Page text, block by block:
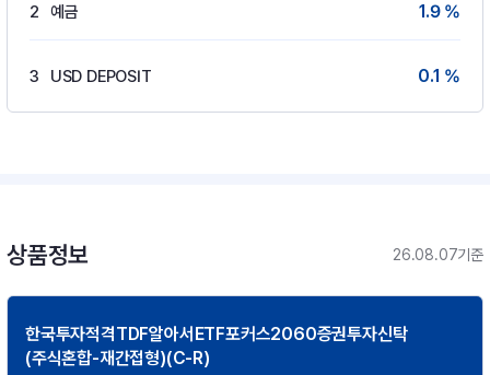
2 예금 1.9 %
3 USD DEPOSIT 0.1 %
상품정보 26.08.07기준
한국투자적격TDF알아서ETF포커스2060증권투자신탁
(주식혼합-재간접형)(C-R)